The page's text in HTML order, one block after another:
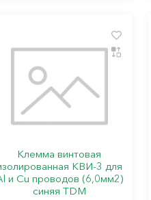
Клемма винтовая
КВИ-3 для
и Cu проводов (6,0мм2)
синяя TDM